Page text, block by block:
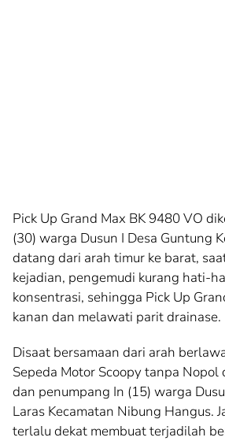
Pick Up Grand Max BK 9480 VO
(30) warga Dusun I Desa Guntung
datang dari arah timur ke barat,
kejadian, pengemudi kurang hati-
konsentrasi, sehingga Pick Up
kanan dan melawati parit drainase.
Disaat bersamaan dari arah
Sepeda Motor Scoopy tanpa Nopol
dan penumpang In (15) warga
Laras Kecamatan Nibung Hangus.
terlalu dekat membuat terjadilah